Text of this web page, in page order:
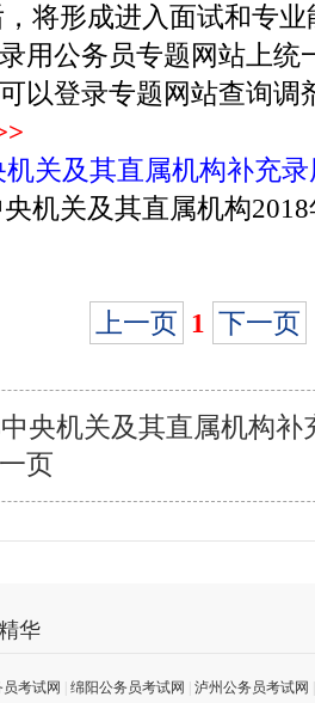
将形成进入面试和专
用公务员专题网站上统
以登录专题网站查询调
机关及其直属机构补充
机关及其直属机构
上一页 1 下一页
央机关及其直属机构
页
华
考试网 绵阳公务员考试网 泸州公务员考试网